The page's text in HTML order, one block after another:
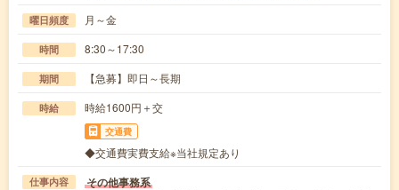
曜日頻度 月～金
時間 8:30～17:30
期間 【急募】即日～長期
時給 時給1600円＋交
交通費
◆交通費実費支給※当社規定あり
仕事内容 その他事務系